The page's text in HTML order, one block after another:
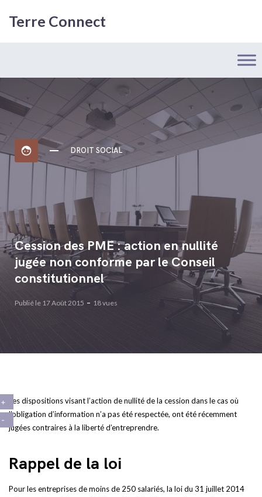
Terre Connect
face DROIT SOCIAL
Cession des PME : action en nullité
jugée non conforme par le Conseil
constitutionnel
Publié le 17 Août 2015 18 vues
Les dispositions visant l’action de nullité de la cession dans le cas où
l’obligation d’information n’a pas été respectée, ont été récemment
jugées contraires à la liberté d’entreprendre.
Rappel de la loi
Pour les entreprises de moins de 250 salariés, la loi du 31 juillet 2014